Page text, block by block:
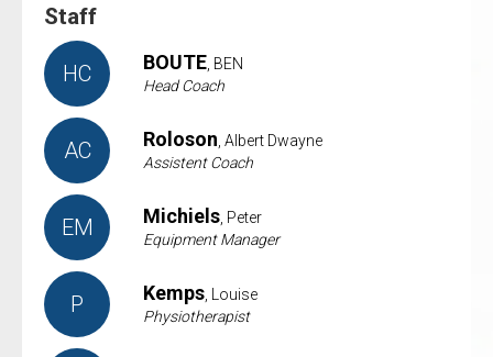
Staff
HC BOUTE , BEN
Head Coach
AC Roloson , Albert Dwayne
Assistent Coach
EM Michiels , Peter
Equipment Manager
P Kemps , Louise
Physiotherapist